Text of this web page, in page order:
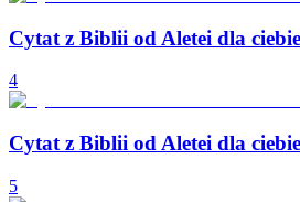
Cytat z Biblii od Aletei dla
4
Cytat z Biblii od Aletei dla
5